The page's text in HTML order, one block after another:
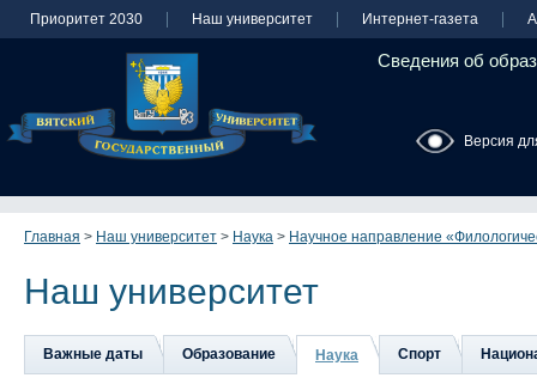
Приоритет 2030 Наш университет Интернет-газета
Сведения об
Версия
Главная > Наш университет > Наука > Научное направление
Наш университет
Важные даты Образование Наука Спорт